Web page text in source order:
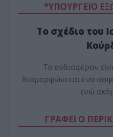
*ΥΠΟΥΡΓΕΙΟ
Το σχέδιο του
Το ενδιαφέρον
διαμορφώνεται ένα
ενώ
ΓΡΑΦΕΙ Ο